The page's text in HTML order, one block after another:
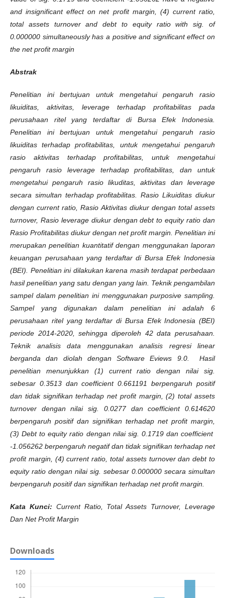
and insignificant effect on net profit margin, (4) current ratio,
total assets turnover and debt to equity ratio with sig. of
0.000000 simultaneously has a positive and significant effect on
the net profit margin
Abstrak
Penelitian ini bertujuan untuk mengetahui pengaruh rasio
likuiditas, aktivitas, leverage terhadap profitabilitas pada
perusahaan ritel yang terdaftar di Bursa Efek Indonesia.
Penelitian ini bertujuan untuk mengetahui pengaruh rasio
likuiditas terhadap profitabilitas, untuk mengetahui pengaruh
rasio aktivitas terhadap profitabilitas, untuk mengetahui
pengaruh rasio leverage terhadap profitabilitas, dan untuk
mengetahui pengaruh rasio likuditas, aktivitas dan leverage
secara simultan terhadap profitabilitas. Rasio Likuiditas diukur
dengan current ratio, Rasio Aktivitas diukur dengan total assets
turnover, Rasio leverage diukur dengan debt to equity ratio dan
Rasio Profitabilitas diukur dengan net profit margin. Penelitian ini
merupakan penelitian kuantitatif dengan menggunakan laporan
keuangan perusahaan yang terdaftar di Bursa Efek Indonesia
(BEI). Penelitian ini dilakukan karena masih terdapat perbedaan
hasil penelitian yang satu dengan yang lain.
Teknik pengambilan
sampel dalam penelitian ini menggunakan purposive sampling.
Sampel yang digunakan dalam penelitian ini adalah 6
perusahaan ritel yang terdaftar di Bursa Efek Indonesia (BEI)
periode 2014-2020, sehingga diperoleh 42 data perusahaan.
Teknik analisis data menggunakan analisis regresi linear
berganda dan diolah dengan Software Eviews 9.0. Hasil
penelitian menunjukkan (1) current ratio dengan nilai sig.
sebesar 0.3513 dan coefficient 0.661191 berpengaruh positif
dan tidak signifikan terhadap net profit margin, (2) total assets
turnover dengan nilai sig. 0.0277 dan coefficient 0.614620
berpengaruh positif dan signifikan terhadap net profit margin,
(3) Debt to equity ratio dengan nilai sig. 0.1719 dan coefficient
-1.056262 berpengaruh negatif dan tidak signifikan terhadap net
profit margin, (4) current ratio, total assets turnover dan debt to
equity ratio dengan nilai sig. sebesar 0.000000 secara simultan
berpengaruh positif dan signifikan terhadap net profit margin.
Kata Kunci: Current Ratio, Total Assets Turnover, Leverage
Dan Net Profit Margin
Downloads